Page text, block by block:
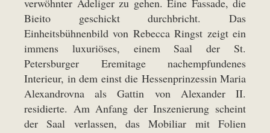
Bieito geschickt durchbricht. Das
Einheitsbühnenbild von Rebecca Ringst zeigt ein
immens luxuriöses, einem Saal der St.
Petersburger Eremitage nachempfundenes
Interieur, in dem einst die Hessenprinzessin Maria
Alexandrovna als Gattin von Alexander II.
residierte. Am Anfang der Inszenierung scheint
der Saal verlassen, das Mobiliar mit Folien